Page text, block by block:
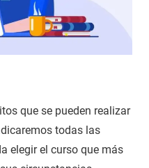
que se pueden realizar
todas las
elegir el curso que más